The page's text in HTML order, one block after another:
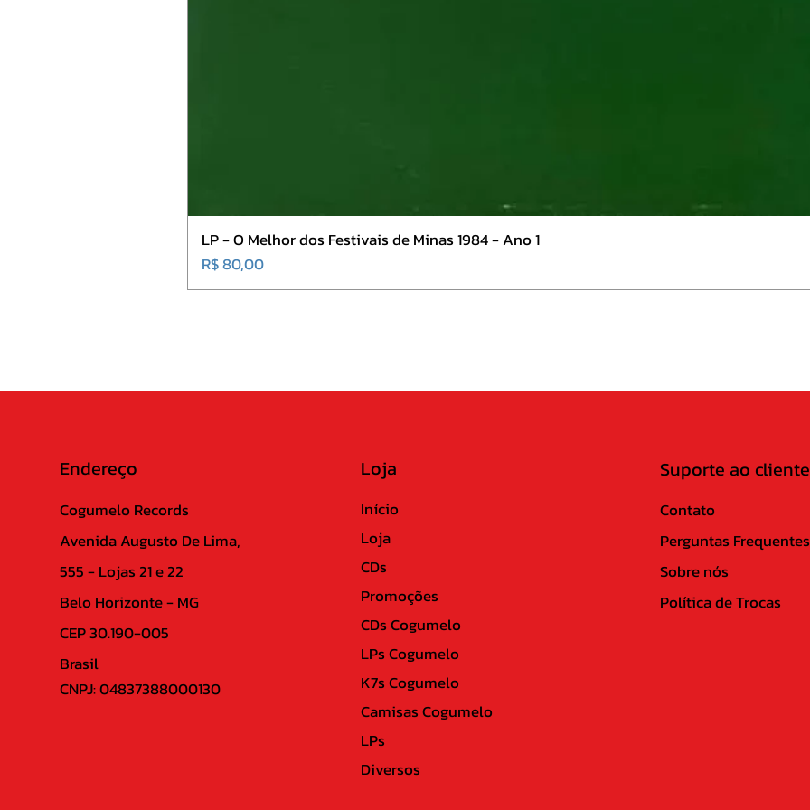
LP - O Melhor dos Festivais de Minas 1984 - Ano 1
Preço
R$ 80,00
Endereço
Cogumelo Records
Avenida Augusto De Lima,
555 - Lojas 21 e 22
Belo Horizonte - MG
CEP 30.190-005
Brasil
CNPJ: 04837388000130
Loja
Início
Loja
CDs
Promoções
CDs Cogumelo
LPs Cogumelo
K7s Cogumelo
Camisas Cogumelo
LPs
Diversos
Suporte ao cliente
Contato
Perguntas Frequentes
Sobre nós
Política de Trocas